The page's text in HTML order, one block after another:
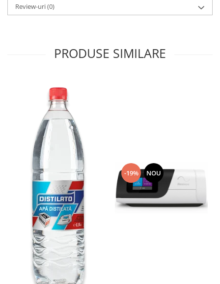
Review-uri(0)
PRODUSE SIMILARE
-19% NOU